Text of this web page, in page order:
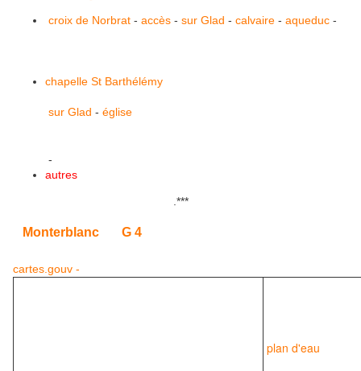
croix de Norbrat - accès - sur Glad - calvaire - aqueduc -
chapelle St Barthélémy
sur Glad - église
-
autres
***
Monterblanc G 4
cartes.gouv -
plan d'eau